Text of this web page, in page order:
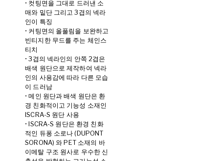
• 컷팅면을 그대로 드러낸 소
매와 밑단 그리고 3겹의 넥라
인이 특징
• 커팅면의 올풀림을 보완하고
빈티지한 무드를 주는 체인스
티치
• 3겹의 넥라인의 안쪽 2겹은
배색 원단으로 제작하여 넥라
인의 사용감에 따라 다른 모습
이 드러남
• 메인 원단과 배색 원단은 환
경 친화적이고 기능성 소재인
ISCRA-S 원단 사용
• ISCRA-S 원단은 환경 친화
적인 듀퐁 소로나 (DUPONT
SORONA) 와 PET 소재의 바
이메탈 구조 원사로 우수한 신